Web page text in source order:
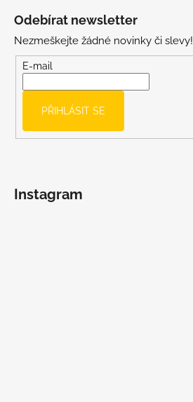
Odebírat newsletter
Nezmeškejte žádné novinky či slevy!
E-mail
PŘIHLÁSIT SE
Instagram